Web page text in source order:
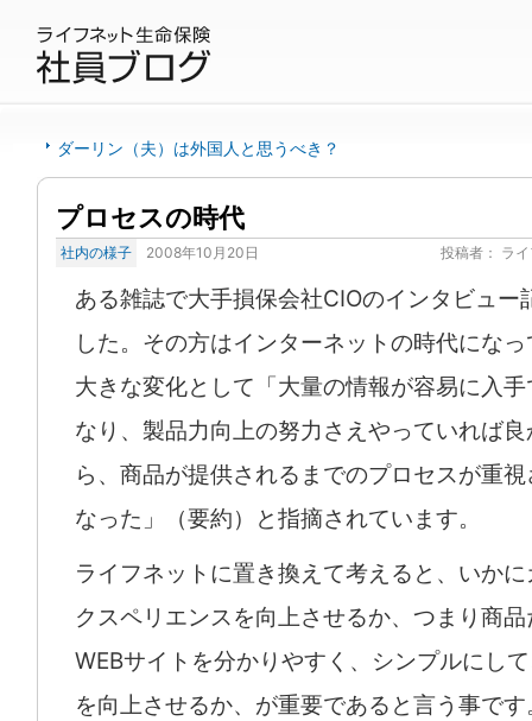
ダーリン（夫）は外国人と思うべき？
プロセスの時代
社内の様子 2008年10月20日 投稿者： ラ
ある雑誌で大手損保会社CIOのインタビュー
した。その方はインターネットの時代にな
大きな変化として「大量の情報が容易に入
なり、製品力向上の努力さえやっていれば
ら、商品が提供されるまでのプロセスが重
なった」（要約）と指摘されています。
ライフネットに置き換えて考えると、いか
クスペリエンスを向上させるか、つまり商
WEBサイトを分かりやすく、シンプルにし
を向上させるか、が重要であると言う事で